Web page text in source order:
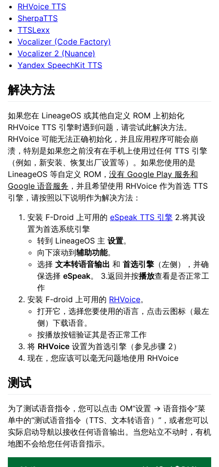
RHVoice TTS
SherpaTTS
TTSLexx
Vocalizer (Code Factory)
Vocalizer 2 (Nuance)
Yandex SpeechKit TTS
解决方法
如果您在 LineageOS 或其他自定义 ROM 上初始化
RHVoice TTS 引擎时遇到问题，请尝试此解决方法。
RHVoice 可能无法正确初始化，并且应用程序可能会崩
溃，特别是如果您之前没有在手机上使用过任何 TTS 引擎
（例如，新安装、恢复出厂设置等）。如果您使用的是
LineageOS 等自定义 ROM， 没有 Google Play 服务和
Google 语音服务 ，并且希望使用 RHVoice 作为首选 TTS
引擎，请按照以下说明作为解决方法：
安装 F-Droid 上可用的 eSpeak TTS 引擎 2.将其设
置为首选系统引擎
转到 LineageOS 主 设置。
向下滚动到辅助功能。
选择 文本转语音输出 和 首选引擎 （左侧），并确
保选择 eSpeak。 3.返回并按播放查看是否正常工
作
安装 F-droid 上可用的 RHVoice。
打开它，选择您要使用的语言，点击云图标（最左
侧）下载语音。
按播放按钮验证其是否正常工作
将 RHVoice 设置为首选引擎（参见步骤 2）
现在，您应该可以毫无问题地使用 RHVoice
测试
为了测试语音指令，您可以点击 OM“设置 → 语音指令”菜
单中的“测试语音指令（TTS、文本转语音）”，或者您可以
实际启动导航以接收任何语音输出。当您站立不动时，有机
地图不会给您任何语音指示。